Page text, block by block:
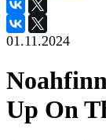
01.11.2024
Up On